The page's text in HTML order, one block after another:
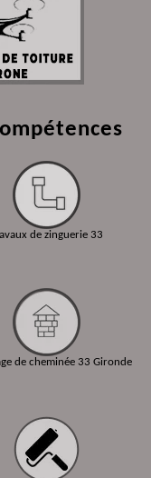
de zinguerie 33
de cheminée 33 Gironde